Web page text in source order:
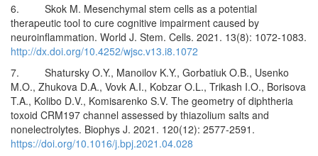
6. Skok M. Mesenchymal stem cells as a potential
therapeutic tool to cure cognitive impairment caused by
neuroinflammation. World J. Stem. Cells. 2021. 13(8): 1072-1083.
http://dx.doi.org/10.4252/wjsc.v13.i8.1072
7. Shatursky O.Y., Manoilov K.Y., Gorbatiuk O.B., Usenko
M.O., Zhukova D.A., Vovk A.I., Kobzar O.L., Trikash I.O., Borisova
T.A., Kolibo D.V., Komisarenko S.V. The geometry of diphtheria
toxoid CRM197 channel assessed by thiazolium salts and
nonelectrolytes. Biophys J. 2021. 120(12): 2577-2591.
https://doi.org/10.1016/j.bpj.2021.04.028